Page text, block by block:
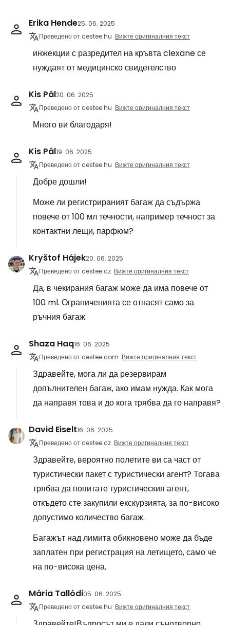
Erika Hende25. 06. 2025
Преведено от cestee.hu Вижте оригиналния текст
инжекции с разредител на кръвта clexane се
нуждаят от медицинско свидетелство
Kis Pál20. 06. 2025
Преведено от cestee.hu Вижте оригиналния текст
Много ви благодаря!
Kis Pál19. 06. 2025
Преведено от cestee.hu Вижте оригиналния текст
Добре дошли!
Може ли регистрираният багаж да съдържа
повече от 100 мл течности, например течност за
контактни лещи, парфюм?
Kryštof Hájek20. 06. 2025
Преведено от cestee.cz Вижте оригиналния текст
Да, в чекирания багаж може да има повече от
100 ml. Ограниченията се отнасят само за
ръчния багаж.
Shaza Haq16. 06. 2025
Преведено от cestee.com Вижте оригиналния текст
Здравейте, мога ли да резервирам
допълнителен багаж, ако имам нужда. Как мога
да направя това и до кога трябва да го направя?
David Eiselt16. 06. 2025
Преведено от cestee.cz Вижте оригиналния текст
Здравейте, вероятно полетите ви са част от
туристически пакет с туристически агент? Тогава
трябва да попитате туристическия агент,
откъдето сте закупили екскурзията, за по-високо
допустимо количество багаж.
Багажът над лимита обикновено може да бъде
заплатен при регистрация на летището, само че
на по-висока цена.
Mária Tallódi05. 06. 2025
Преведено от cestee.hu Вижте оригиналния текст